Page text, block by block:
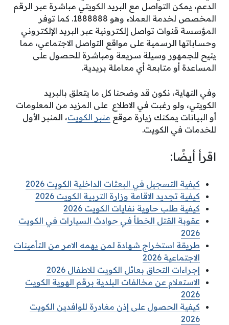
الدعم، يمكن التواصل مع البريد الكويتي مباشرة عبر الرقم
المخصص لخدمة العملاء وهو 1888888. كما توفر
المؤسسة قنوات تواصل إلكترونية عبر البريد الإلكتروني
وحساباتها الرسمية على مواقع التواصل الاجتماعي، مما
يتيح للجمهور وسيلة سريعة ومباشرة للحصول على
المساعدة أو متابعة أي معاملة بريدية.
وفي النهاية، نكون قد وضحنا كل ما يتعلق بالبريد
الكويتي، ولو رغبت في الاطلاع على المزيد من المعلومات
أو البيانات يمكنك زيارة موقع منبر الكويت، المنبر الأول
للخدمات في الكويت.
اقرأ أيضًا:
كيفية التسجيل في البعثات الداخلية الكويت 2026
كيفية تجديد الاقامة وزارة التربية الكويت 2026
كيفية طلب حاوية نفايات الكويت 2026
عقوبة القتل الخطأ في حوادث السيارات في الكويت
2026
طريقة استخراج شهادة لمن يهمه الامر من التأمينات
الاجتماعية 2026
إجراءات التحاق بعائل الكويت للاطفال 2026
الاستعلام عن مخالفات البلدية برقم الهوية الكويت
2026
كيفية الحصول على إذن مغادرة للوافدين الكويت
2026